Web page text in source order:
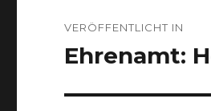
VERÖFFENTLICHT IN
Ehrenamt: